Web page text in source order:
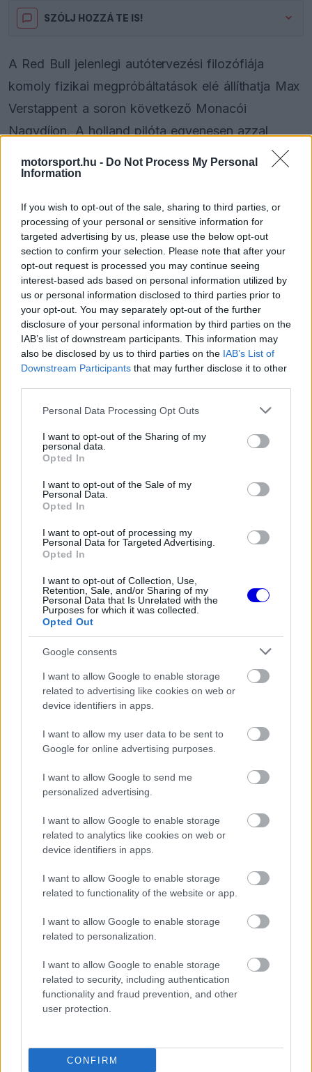
motorsport.hu - Do Not Process My Personal
Information
If you wish to opt-out of the sale, sharing to third parties, or
processing of your personal or sensitive information for
targeted advertising by us, please use the below opt-out
section to confirm your selection. Please note that after your
opt-out request is processed you may continue seeing
interest-based ads based on personal information utilized by
us or personal information disclosed to third parties prior to
your opt-out. You may separately opt-out of the further
disclosure of your personal information by third parties on the
IAB’s list of downstream participants. This information may
also be disclosed by us to third parties on the IAB’s List of
Downstream Participants that may further disclose it to other
Please note that this website/app uses one or more Google
not limited to your visit or usage behaviour. You may click to
grant or deny consent to Google and its third-party tags to
use your data for below specified purposes in below Google
consent section.
Personal Data Processing Opt Outs
I want to opt-out of the Sharing of my
personal data.
Opted In
I want to opt-out of the Sale of my
Personal Data.
Opted In
I want to opt-out of processing my
Personal Data for Targeted Advertising.
Opted In
I want to opt-out of Collection, Use,
Retention, Sale, and/or Sharing of my
Personal Data that Is Unrelated with the
Purposes for which it was collected.
Opted Out
Google consents
I want to allow Google to enable storage
related to advertising like cookies on web or
device identifiers in apps.
I want to allow my user data to be sent to
Google for online advertising purposes.
I want to allow Google to send me
personalized advertising.
I want to allow Google to enable storage
related to analytics like cookies on web or
device identifiers in apps.
I want to allow Google to enable storage
related to functionality of the website or app.
I want to allow Google to enable storage
related to personalization.
I want to allow Google to enable storage
related to security, including authentication
functionality and fraud prevention, and other
user protection.
CONFIRM
SZÓLJ HOZZÁ TE IS!
A Red Bull jelenlegi autótervezési filozófiája
komoly fizikai megpróbáltatások elé állíthatja Max
Verstappent a soron következő Monacói
Nagydíjon. A holland pilóta egyenesen azzal
viccelődött, hogy a hercegség utcáin várható
rázkódások miatt valószínűleg új gerincet kell
Az istálló autója kifejezetten érzékeny az
úthibákra, ami folyamatos fejtörést okoz a
mérnököknek. A csapatnak ugyanis úgy kell
finomhangolnia a beállításokat a döcögős
aszfaltcsíkokon, hogy a tapadás és a leszorítóerő
se vesszen el.
This
window.
The media could not be loaded, either because
is not supported.
okoz számunkra. Mindez az autónk jelenlegi
filozófiájához köthető, hiszen úgy kell
beállítanunk, hogy ne veszítsünk a leszorítóerőből,
miközben valahogy meg kell birkóznunk a
buckákkal is” – fogalmazott a négyszeres
világbajnok.
EZEKET IS AJÁNLJUK
suttognak a Red Bullnál
FORMA-1
Ijesztő jelzés Spából, tényleg túl
lassúak lettek az új F1-es autók?
FORMA-1
Döbbenetes adatgyűjtéssel
döntött a Ferrari Sainz és Ricciardo
között
„Egyelőre még messze nem tökéletes a helyzet.